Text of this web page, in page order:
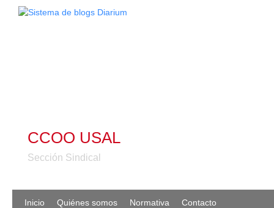
CCOO USAL
Sección Sindical
Inicio Quiénes somos Normativa Contacto